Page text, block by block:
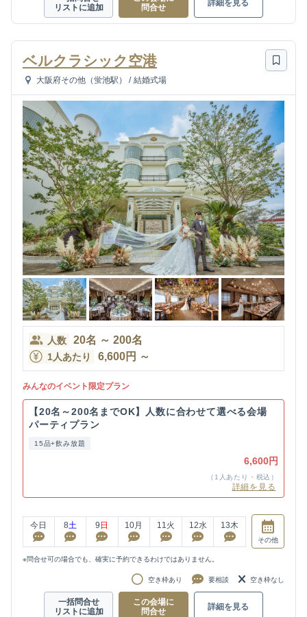
リストに追加
問合せ
詳細を見る
ベルクラシック空港
大阪府その他（蛍池駅） / 結婚式場
人数 20名 ～ 200名
1人あたり 6,600円 ～
みんなのイベント限定プラン
【20名～200名までOK】人数に合わせて選べる会場
パーティプラン
15品+飲み放題
6,600円
（1人あたり・税込）
詳細を見る
今日 8土 9 日 10月 11 火 12水 13木
その他
※問合せ可の場合でも、確実に予約できるわけではありません。
空き枠あり 要相談 空き枠なし
一括問合せ
リストに追加
この会場に
問合せ
詳細を見る